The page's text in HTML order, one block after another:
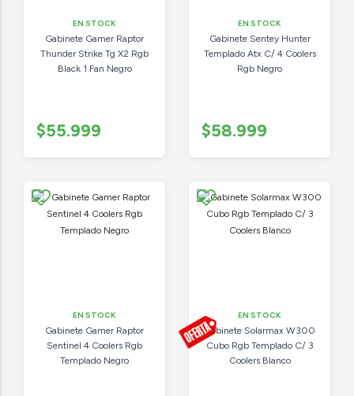
EN STOCK
Gabinete Gamer Raptor
Thunder Strike Tg X2 Rgb
Black 1 Fan Negro
$55.999
EN STOCK
Gabinete Sentey Hunter
Templado Atx C/ 4 Coolers
Rgb Negro
$58.999
EN STOCK
Gabinete Gamer Raptor
Sentinel 4 Coolers Rgb
Templado Negro
EN STOCK
Gabinete Solarmax W300
Cubo Rgb Templado C/ 3
Coolers Blanco